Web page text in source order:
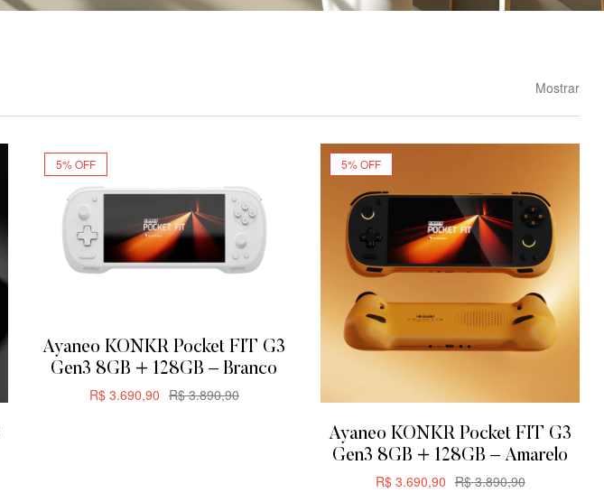
Mostrar
5% OFF
Ayaneo KONKR Pocket FIT G3
Gen3 8GB + 128GB – Branco
R$3.890,90
R$3.690,90
5% OFF
Ayaneo KONKR Pocket FIT G3
Gen3 8GB + 128GB – Amarelo
R$3.890,90
R$3.690,90